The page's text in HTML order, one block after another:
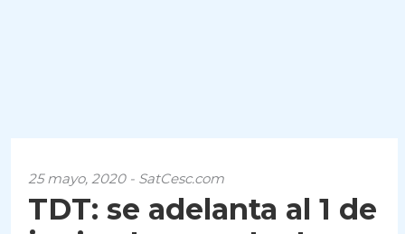
25 mayo, 2020 - SatCesc.com
TDT: se adelanta al 1 de